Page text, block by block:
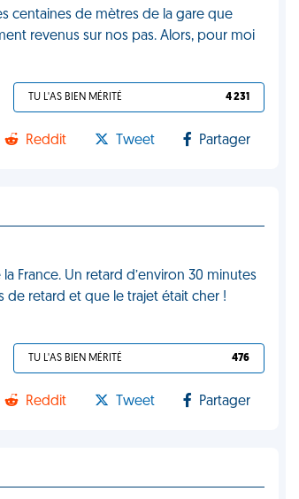
centaines de mètres de la gare que
revenus sur nos pas. Alors, pour moi
TU L'AS BIEN MÉRITÉ 4 231
Reddit Tweet Partager
France. Un retard d’environ 30 minutes
de retard et que le trajet était cher !
TU L'AS BIEN MÉRITÉ 476
Reddit Tweet Partager